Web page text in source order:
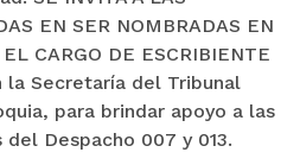
EN SER NOMBRADAS EN
CARGO DE ESCRIBIENTE
la Secretaría del Tribunal
para brindar apoyo a las
Despacho 007 y 013.